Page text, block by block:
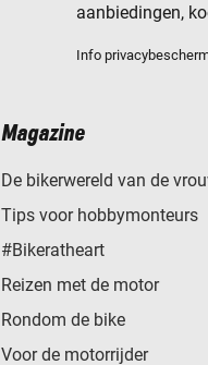
aanbiedingen,
Info
Magazine
De bikerwereld van de
Tips voor hobbymonteurs
#Bikeratheart
Reizen met de motor
Rondom de bike
Voor de motorrijder